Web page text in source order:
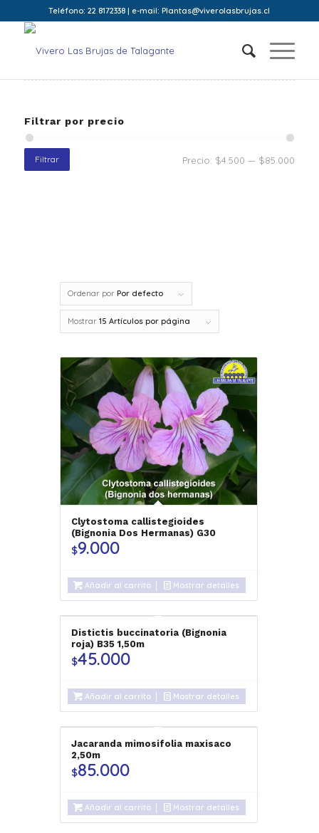
Teléfono: 22 8172338 | e-mail: Plantas@viverolasbrujas.cl
Ordenar por Por defecto
Mostrar 15 Artículos por página
Clytostoma callistegioides
(Bignonia Dos Hermanas) G30
$9.000
Añadir al carrito Mostrar detalles
Distictis buccinatoria (Bignonia
roja) B35 1,50m
$45.000
Añadir al carrito Mostrar detalles
Jacaranda mimosifolia maxisaco
2,50m
$85.000
Añadir al carrito Mostrar detalles
Filtrar por precio
Filtrar Precio: $4.500 — $85.000